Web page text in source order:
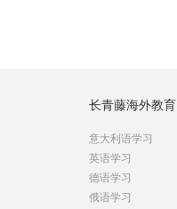
长青藤海外教育
意大利语学习
英语学习
德语学习
俄语学习